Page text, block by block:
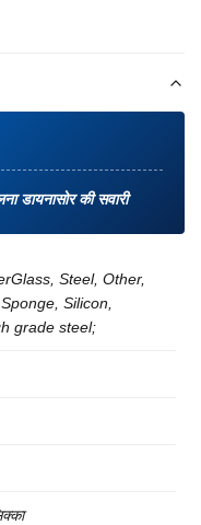
डायनासोर की सवारी
Steel, Other,
Silicon,
grade steel;